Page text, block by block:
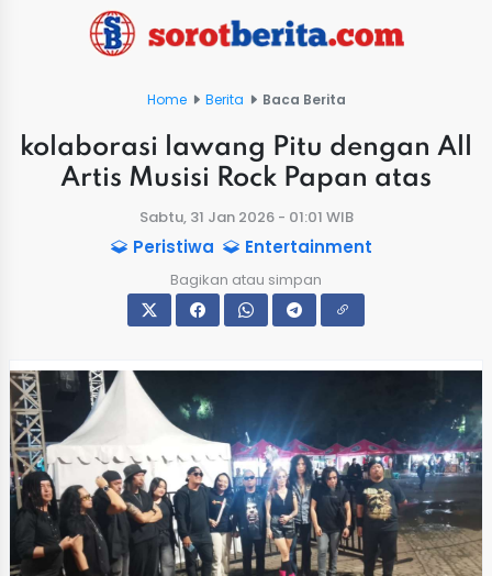
Home Berita Baca Berita
kolaborasi lawang Pitu dengan All
Artis Musisi Rock Papan atas
Sabtu, 31 Jan 2026 - 01:01 WIB
Peristiwa Entertainment
Bagikan atau simpan